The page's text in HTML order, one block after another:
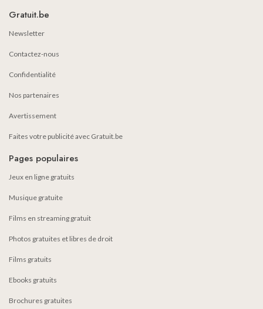
Gratuit.be
Newsletter
Contactez-nous
Confidentialité
Nos partenaires
Avertissement
Faites votre publicité avec Gratuit.be
Pages populaires
Jeux en ligne gratuits
Musique gratuite
Films en streaming gratuit
Photos gratuites et libres de droit
Films gratuits
Ebooks gratuits
Brochures gratuites